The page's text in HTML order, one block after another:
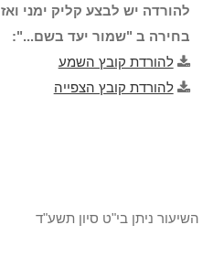
להורדה יש לבצע קליק ימני ואז
בחירה ב "שמור יעד בשם...":
להורדת קובץ השמע
להורדת קובץ הצפייה
השיעור ניתן בי"ט סיון תשע"ד